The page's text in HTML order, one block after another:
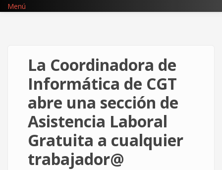
Pasar
Menú
La Coordinadora de
Informática de CGT
abre una sección de
Asistencia Laboral
Gratuita a cualquier
trabajador@